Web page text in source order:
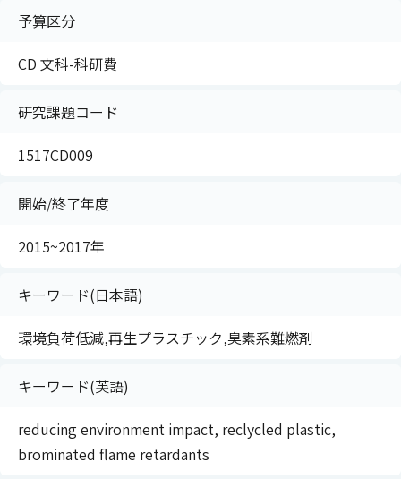
予算区分
CD 文科-科研費
研究課題コード
1517CD009
開始/終了年度
2015~2017年
キーワード(日本語)
環境負荷低減,再生プラスチック,臭素系難燃剤
キーワード(英語)
reducing environment impact, reclycled plastic,
brominated flame retardants